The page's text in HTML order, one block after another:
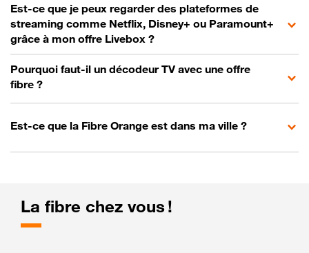
Est-ce que je peux regarder des plateformes de
streaming comme Netflix, Disney+ ou Paramount+
grâce à mon offre Livebox ?
Pourquoi faut-il un décodeur TV avec une offre
fibre ?
Est-ce que la Fibre Orange est dans ma ville ?
La fibre chez vous !